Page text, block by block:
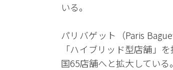
いる。
パリバゲット（Paris
「ハイブリッド型店舗」
国65店舗へと拡大してい